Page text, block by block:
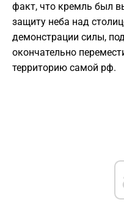
факт, что кремль был
защиту неба над
демонстрации силы,
окончательно
территорию самой рф.